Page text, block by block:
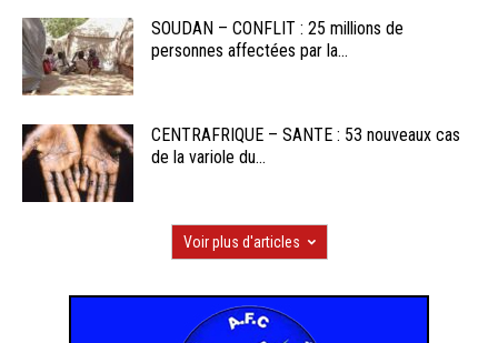
SOUDAN – CONFLIT : 25 millions de
personnes affectées par la...
CENTRAFRIQUE – SANTE : 53 nouveaux cas
de la variole du...
Voir plus d'articles